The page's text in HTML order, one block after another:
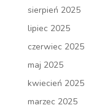
sierpień 2025
lipiec 2025
czerwiec 2025
maj 2025
kwiecień 2025
marzec 2025